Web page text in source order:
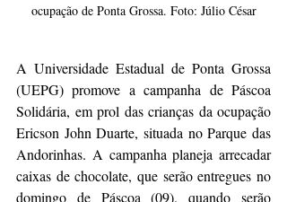
ocupação de Ponta Grossa. Foto: Júlio César
A Universidade Estadual de Ponta Grossa
(UEPG) promove a campanha de Páscoa
Solidária, em prol das crianças da ocupação
Ericson John Duarte, situada no Parque das
Andorinhas. A campanha planeja arrecadar
caixas de chocolate, que serão entregues no
domingo de Páscoa (09), quando serão